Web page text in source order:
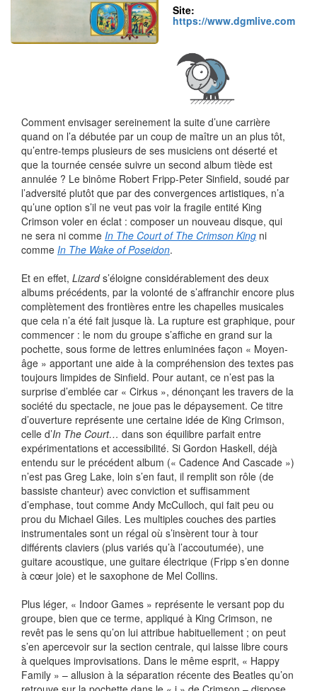
Site:
https://www.dgmlive.com
Comment envisager sereinement la suite d’une carrière
quand on l’a débutée par un coup de maître un an plus tôt,
qu’entre-temps plusieurs de ses musiciens ont déserté et
que la tournée censée suivre un second album tiède est
annulée ? Le binôme Robert Fripp-Peter Sinfield, soudé par
l’adversité plutôt que par des convergences artistiques, n’a
qu’une option s’il ne veut pas voir la fragile entité King
Crimson voler en éclat : composer un nouveau disque, qui
ne sera ni comme In The Court of The Crimson King ni
comme In The Wake of Poseidon.
Et en effet, Lizards’éloigne considérablement des deux
albums précédents, par la volonté de s’affranchir encore plus
complètement des frontières entre les chapelles musicales
que cela n’a été fait jusque là. La rupture est graphique, pour
commencer : le nom du groupe s’affiche en grand sur la
pochette, sous forme de lettres enluminées façon « Moyen-
âge » apportant une aide à la compréhension des textes pas
toujours limpides de Sinfield. Pour autant, ce n’est pas la
surprise d’emblée car « Cirkus », dénonçant les travers de la
société du spectacle, ne joue pas le dépaysement. Ce titre
d’ouverture représente une certaine idée de King Crimson,
celle d’In The Court… dans son équilibre parfait entre
expérimentations et accessibilité. Si Gordon Haskell, déjà
entendu sur le précédent album (« Cadence And Cascade »)
n’est pas Greg Lake, loin s’en faut, il remplit son rôle (de
bassiste chanteur) avec conviction et suffisamment
d’emphase, tout comme Andy McCulloch, qui fait peu ou
prou du Michael Giles. Les multiples couches des parties
instrumentales sont un régal où s’insèrent tour à tour
différents claviers (plus variés qu’à l’accoutumée), une
guitare acoustique, une guitare électrique (Fripp s’en donne
à cœur joie) et le saxophone de Mel Collins.
Plus léger, « Indoor Games » représente le versant pop du
groupe, bien que ce terme, appliqué à King Crimson, ne
revêt pas le sens qu’on lui attribue habituellement ; on peut
s’en apercevoir sur la section centrale, qui laisse libre cours
à quelques improvisations. Dans le même esprit, « Happy
Family » – allusion à la séparation récente des Beatles qu’on